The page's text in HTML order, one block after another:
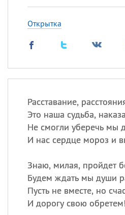
Открытка
Расставание,
Это наша судьба,
Не смогли уберечь мы
И нас сердце мороз и
Знаю, милая, пройдет
Будем ждать мы души
Пусть не вместе, но
И дорогу свою обретем!